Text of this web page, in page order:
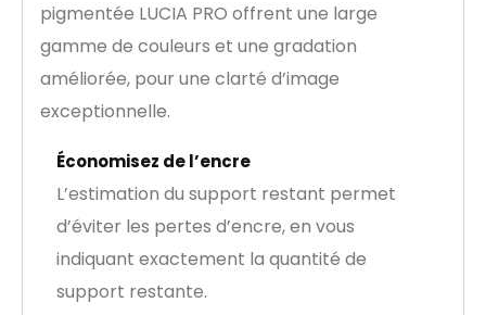
pigmentée LUCIA PRO offrent une large
gamme de couleurs et une gradation
améliorée, pour une clarté d’image
exceptionnelle.
Économisez de l’encre
L’estimation du support restant permet
d’éviter les pertes d’encre, en vous
indiquant exactement la quantité de
support restante.